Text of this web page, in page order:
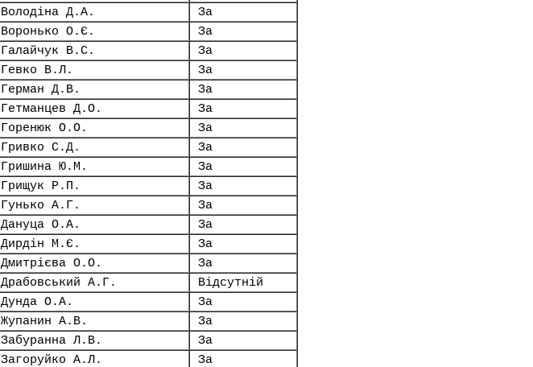
Володіна Д.А.
За
Воронько О.Є.
За
Галайчук В.С.
За
Гевко В.Л.
За
Герман Д.В.
За
Гетманцев Д.О.
За
Горенюк О.О.
За
Гривко С.Д.
За
Гришина Ю.М.
За
Грищук Р.П.
За
Гунько А.Г.
За
Дануца О.А.
За
Дирдін М.Є.
За
Дмитрієва О.О.
За
Драбовський А.Г.
Відсутній
Дунда О.А.
За
Жупанин А.В.
За
Забуранна Л.В.
За
Загоруйко А.Л.
За